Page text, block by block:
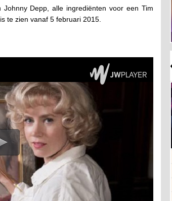
Depp, alle ingrediënten voor een Tim
is te zien vanaf 5 februari 2015.